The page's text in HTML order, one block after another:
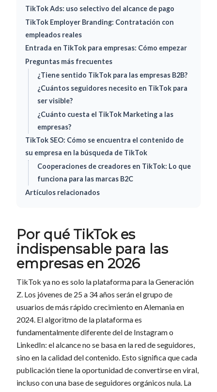
TikTok Ads: uso selectivo del alcance de pago
TikTok Employer Branding: Contratación con
empleados reales
Entrada en TikTok para empresas: Cómo empezar
Preguntas más frecuentes
¿Tiene sentido TikTok para las empresas B2B?
¿Cuántos seguidores necesito en TikTok para
ser visible?
¿Cuánto cuesta el TikTok Marketing a las
empresas?
TikTok SEO: Cómo se encuentra el contenido de
su empresa en la búsqueda de TikTok
Cooperaciones de creadores en TikTok: Lo que
funciona para las marcas B2C
Artículos relacionados
Por qué TikTok es
indispensable para las
empresas en 2026
TikTok ya no es solo la plataforma para la Generación
Z. Los jóvenes de 25 a 34 años serán el grupo de
usuarios de más rápido crecimiento en Alemania en
2024. El algoritmo de la plataforma es
fundamentalmente diferente del de Instagram o
LinkedIn: el alcance no se basa en la red de seguidores,
sino en la calidad del contenido. Esto significa que cada
publicación tiene la oportunidad de convertirse en viral,
incluso con una base de seguidores orgánicos nula. La